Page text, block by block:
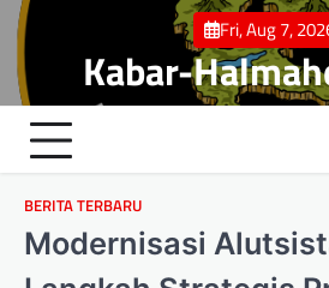
Skip
content
Fri, Aug 7,
Kabar-
BERITA TERBARU
Modernisasi